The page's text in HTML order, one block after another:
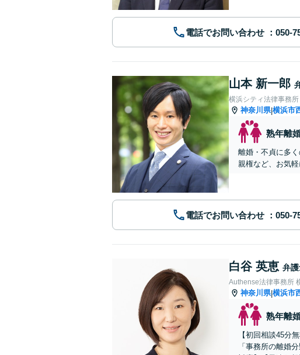
電話でお問い合わせ
山本 新一郎
横浜シティ法律事務所
神奈川県|横浜市
熟年離
離婚・不貞に多
親権など、お気
電話でお問い合わせ
白谷 英恵 弁
Authense法律事務所
神奈川県|横浜市
熟年離
【初回相談45分
「事務所の離婚